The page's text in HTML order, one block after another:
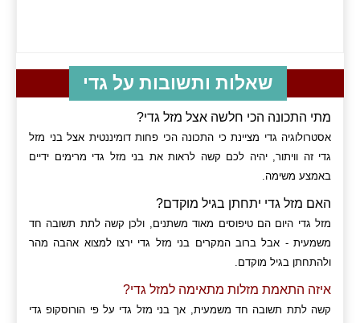
שאלות ותשובות על גדי
מתי התכונה הכי חלשה אצל מזל גדי?
אסטרולוגיה גדי מציינת כי התכונה הכי פחות דומיננטית אצל בני מזל
גדי זה וויתור, יהיה לכם קשה לראות את בני מזל גדי מרימים ידיים
באמצע משימה.
האם מזל גדי יתחתן בגיל מוקדם?
מזל גדי היום הם טיפוסים מאוד משתנים, ולכן קשה לתת תשובה חד
משמעית - אבל ברוב המקרים בני מזל גדי ירצו למצוא אהבה מהר
ולהתחתן בגיל מוקדם.
איזה התאמת מזלות מתאימה למזל גדי?
קשה לתת תשובה חד משמעית, אך בני מזל גדי על פי הורוסקופ גדי